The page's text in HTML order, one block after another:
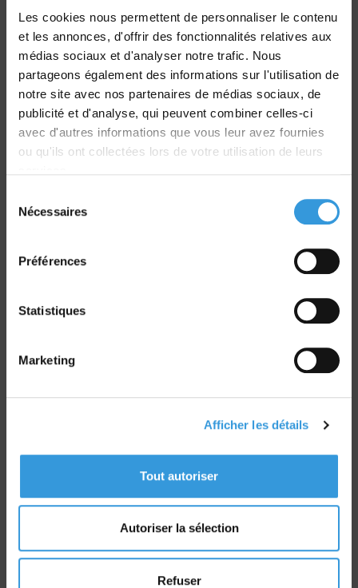
Les cookies nous permettent de personnaliser le contenu
et les annonces, d'offrir des fonctionnalités relatives aux
médias sociaux et d'analyser notre trafic. Nous
partageons également des informations sur l'utilisation de
notre site avec nos partenaires de médias sociaux, de
publicité et d'analyse, qui peuvent combiner celles-ci
avec d'autres informations que vous leur avez fournies
ou qu'ils ont collectées lors de votre utilisation de leurs
Nécessaires
Préférences
Statistiques
Marketing
Afficher les détails
Tout autoriser
Autoriser la sélection
Refuser
Livraison
dans le monde entier
Route de la Chapelle Réanville
F 27950 SAINT MARCEL
Tél : 02 32 53 64 34